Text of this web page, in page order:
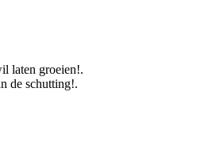
laten groeien!.
de schutting!.